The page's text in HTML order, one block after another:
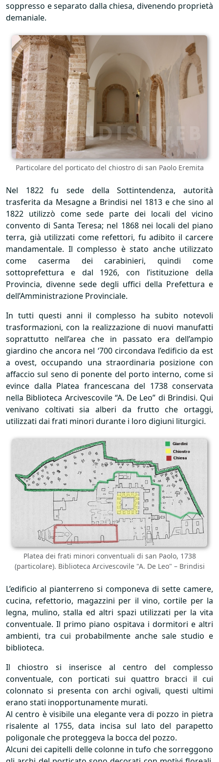
soppresso e separato dalla chiesa, divenendo proprietà
demaniale.
Particolare del porticato del chiostro di san Paolo Eremita
Nel 1822 fu sede della Sottintendenza, autorità
trasferita da Mesagne a Brindisi nel 1813 e che sino al
1822 utilizzò come sede parte dei locali del vicino
convento di Santa Teresa; nel 1868 nei locali del piano
terra, già utilizzati come refettori, fu adibito il carcere
mandamentale. Il complesso è stato anche utilizzato
come caserma dei carabinieri, quindi come
sottoprefettura e dal 1926, con l’istituzione della
Provincia, divenne sede degli uffici della Prefettura e
dell’Amministrazione Provinciale.
In tutti questi anni il complesso ha subito notevoli
trasformazioni, con la realizzazione di nuovi manufatti
soprattutto nell’area che in passato era dell’ampio
giardino che ancora nel ‘700 circondava l’edificio da est
a ovest, occupando una straordinaria posizione con
affaccio sul seno di ponente del porto interno, come si
evince dalla Platea francescana del 1738 conservata
nella Biblioteca Arcivescovile “A. De Leo” di Brindisi. Qui
venivano coltivati sia alberi da frutto che ortaggi,
utilizzati dai frati minori durante i loro digiuni liturgici.
Platea dei frati minori conventuali di san Paolo, 1738
(particolare). Biblioteca Arcivescovile "A. De Leo" – Brindisi
L’edificio al pianterreno si componeva di sette camere,
cucina, refettorio, magazzini per il vino, cortile per la
legna, mulino, stalla ed altri spazi utilizzati per la vita
conventuale. Il primo piano ospitava i dormitori e altri
ambienti, tra cui probabilmente anche sale studio e
biblioteca.
Il chiostro si inserisce al centro del complesso
conventuale, con porticati sui quattro bracci il cui
colonnato si presenta con archi ogivali, questi ultimi
erano stati inopportunamente murati.
Al centro è visibile una elegante vera di pozzo in pietra
risalente al 1755, data incisa sul lato del parapetto
poligonale che proteggeva la bocca del pozzo.
Alcuni dei capitelli delle colonne in tufo che sorreggono